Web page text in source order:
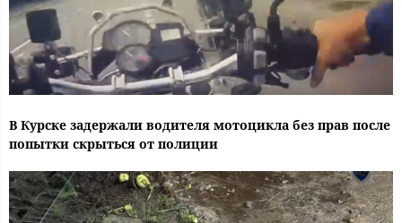
В Курске задержали водителя мотоцикла без прав после
попытки скрыться от полиции